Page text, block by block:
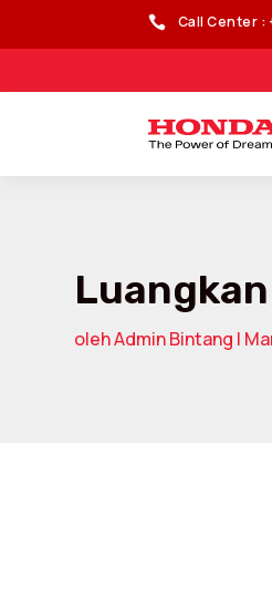
 Call Center :
olehAdmin Bintang |